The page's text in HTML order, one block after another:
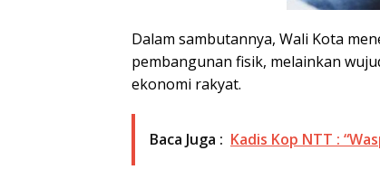
Dalam sambutannya, Wali Kota
pembangunan fisik, melainkan
ekonomi rakyat.
Baca Juga : Kadis Kop NTT :